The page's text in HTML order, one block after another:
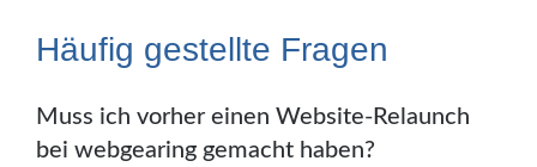
Häufig gestellte Fragen
Muss ich vorher einen Website-Relaunch
bei webgearing gemacht haben?